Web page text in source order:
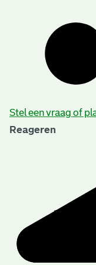
Beschrijving
Stel een vraag of
Reageren